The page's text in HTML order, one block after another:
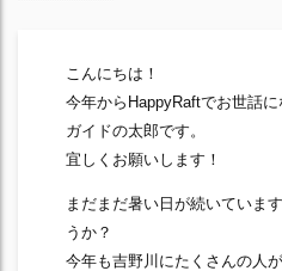
こんにちは！
今年からHappyRaftでお世話に
ガイドの太郎です。
宜しくお願いします！
まだまだ暑い日が続いていま
うか？
今年も吉野川にたくさんの人